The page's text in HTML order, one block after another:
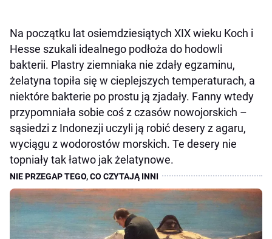
Na początku lat osiemdziesiątych XIX wieku Koch i
Hesse szukali idealnego podłoża do hodowli
bakterii. Plastry ziemniaka nie zdały egzaminu,
żelatyna topiła się w cieplejszych temperaturach, a
niektóre bakterie po prostu ją zjadały. Fanny wtedy
przypomniała sobie coś z czasów nowojorskich –
sąsiedzi z Indonezji uczyli ją robić desery z agaru,
wyciągu z wodorostów morskich. Te desery nie
topniały tak łatwo jak żelatynowe.